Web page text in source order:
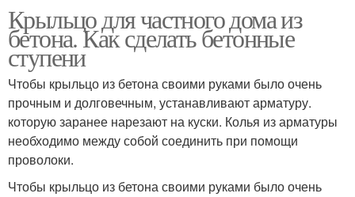
Крыльцо для частного дома из
бетона. Как сделать бетонные
ступени
Чтобы крыльцо из бетона своими руками было очень
прочным и долговечным, устанавливают арматуру.
которую заранее нарезают на куски. Колья из арматуры
необходимо между собой соединить при помощи
проволоки.
Чтобы крыльцо из бетона своими руками было очень